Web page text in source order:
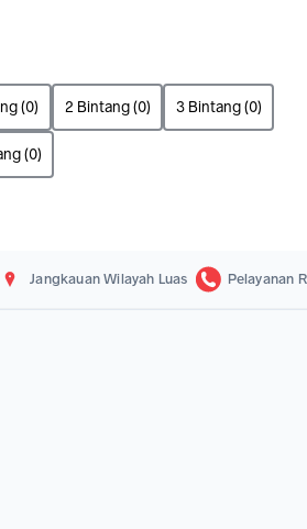
(0) 2 Bintang (0) 3 Bintang (0)
(0)
Jangkauan Wilayah Luas Pelayanan